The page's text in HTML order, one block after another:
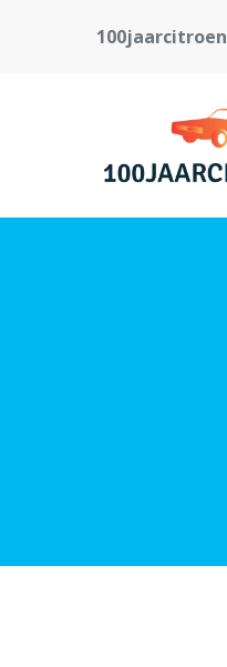
100jaarcitroen